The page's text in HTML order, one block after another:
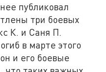
публиковал
три боевых
К. и Саня П.
в марте этого
и его боевые